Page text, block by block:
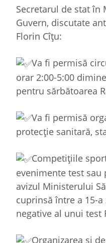
Secretarul de stat în
Guvern, discutate
Florin Cîțu:
Va fi permisă
orar 2:00-5:00
pentru sărbătoarea
Va fi permisă
protecție sanitară,
Competițiile
evenimente test
avizul Ministerului
cuprinsă între a 15-
negative al unui test
Organizarea și